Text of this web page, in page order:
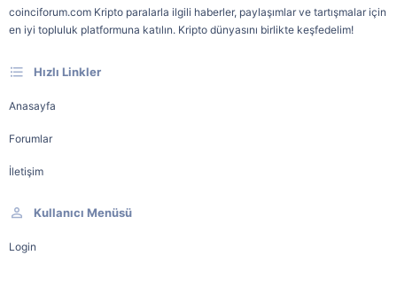
coinciforum.com Kripto paralarla ilgili haberler, paylaşımlar ve tartışmalar için
en iyi topluluk platformuna katılın. Kripto dünyasını birlikte keşfedelim!
Hızlı Linkler
Anasayfa
Forumlar
İletişim
Kullanıcı Menüsü
Login